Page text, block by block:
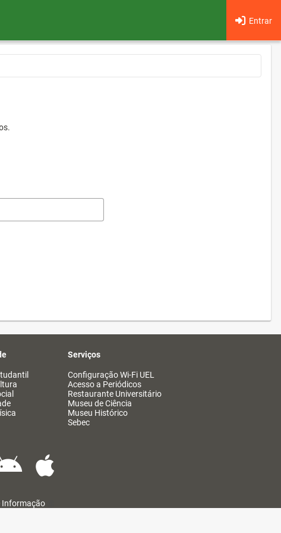
Entrar
Serviços
Configuração Wi-Fi UEL
Acesso a Periódicos
Restaurante Universitário
Museu de Ciência
Museu Histórico
Sebec
Informação